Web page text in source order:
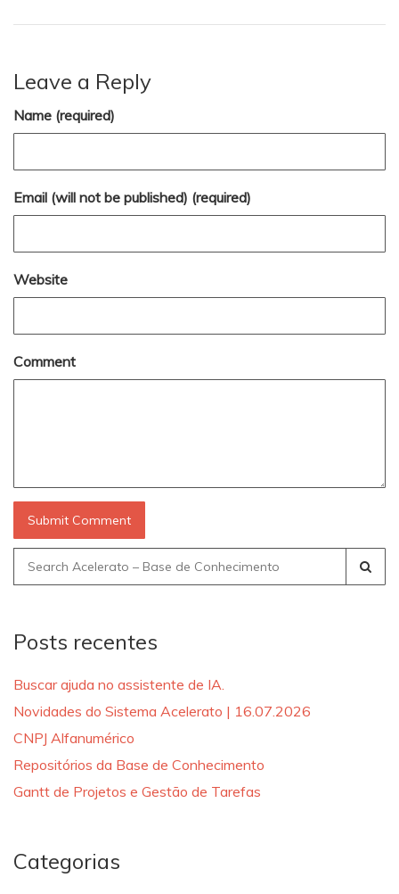
Leave a Reply
Name (required)
Email (will not be published) (required)
Website
Comment
Search
for:
Posts recentes
Buscar ajuda no assistente de IA.
Novidades do Sistema Acelerato | 16.07.2026
CNPJ Alfanumérico
Repositórios da Base de Conhecimento
Gantt de Projetos e Gestão de Tarefas
Categorias